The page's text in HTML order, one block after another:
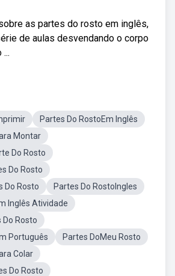
as partes do rosto em inglês,
de aulas desvendando o corpo
Partes Do RostoEm Inglês
Montar
Do Rosto
Do Rosto
Do Rosto
Partes Do RostoIngles
Inglês Atividade
Do Rosto
Português
Partes DoMeu Rosto
Colar
Do Rosto